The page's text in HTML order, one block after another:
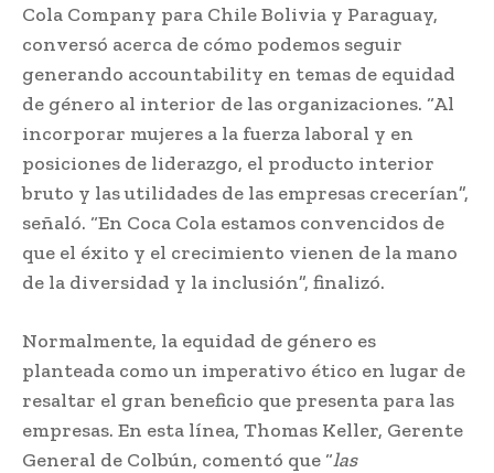
Cola Company para Chile Bolivia y Paraguay,
conversó acerca de cómo podemos seguir
generando accountability en temas de equidad
de género al interior de las organizaciones. “Al
incorporar mujeres a la fuerza laboral y en
posiciones de liderazgo, el producto interior
bruto y las utilidades de las empresas crecerían”,
señaló. “En Coca Cola estamos convencidos de
que el éxito y el crecimiento vienen de la mano
de la diversidad y la inclusión”, finalizó.
Normalmente, la equidad de género es
planteada como un imperativo ético en lugar de
resaltar el gran beneficio que presenta para las
empresas. En esta línea, Thomas Keller, Gerente
General de Colbún, comentó que “las